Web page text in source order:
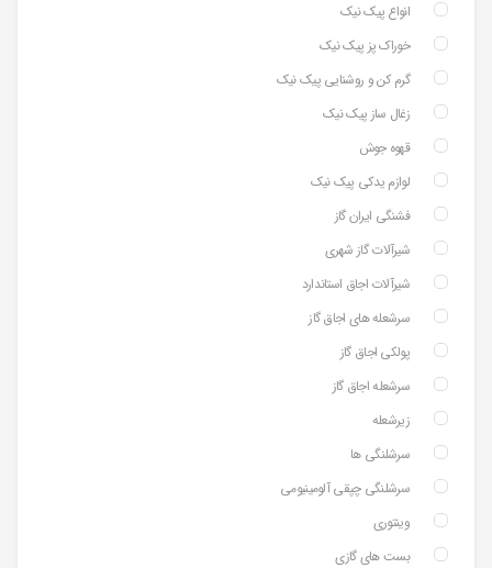
انواع پیک نیک
خوراک پز پیک نیک
گرم کن و روشنایی پیک نیک
زغال ساز پیک نیک
قهوه جوش
لوازم یدکی پیک نیک
فشنگی ایران گاز
شیرآلات گاز شهری
شیرآلات اجاق استاندارد
سرشعله های اجاق گاز
پولکی اجاق گاز
سرشعله اجاق گاز
زیرشعله
سرشلنگی ها
سرشلنگی چپقی آلومینیومی
وینتوری
بست های گازی